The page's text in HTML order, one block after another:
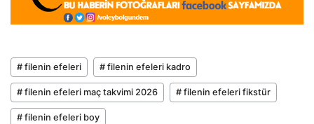
# filenin efeleri # filenin efeleri kadro
# filenin efeleri maç takvimi 2026 # filenin efeleri fikstür
# filenin efeleri boy